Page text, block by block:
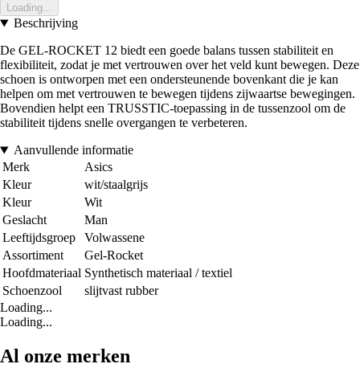
Loading...
Beschrijving
De GEL-ROCKET 12 biedt een goede balans tussen stabiliteit en
flexibiliteit, zodat je met vertrouwen over het veld kunt bewegen. Deze
schoen is ontworpen met een ondersteunende bovenkant die je kan
helpen om met vertrouwen te bewegen tijdens zijwaartse bewegingen.
Bovendien helpt een TRUSSTIC-toepassing in de tussenzool om de
stabiliteit tijdens snelle overgangen te verbeteren.
Aanvullende informatie
Merk
Asics
Kleur
wit/staalgrijs
Kleur
Wit
Geslacht
Man
Leeftijdsgroep
Volwassene
Assortiment
Gel-Rocket
Hoofdmateriaal Synthetisch materiaal / textiel
Schoenzool
slijtvast rubber
Loading...
Loading...
Al onze merken